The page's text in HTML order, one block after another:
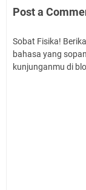
Post a
Sobat Fisika!
bahasa yang
kunjunganmu di